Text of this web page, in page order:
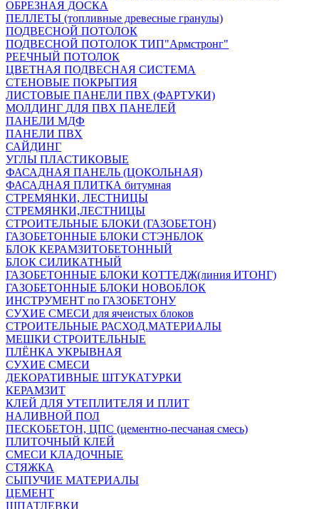
ОБРЕЗНАЯ ДОСКА
ПЕЛЛЕТЫ (топливные древесные гранулы)
ПОДВЕСНОЙ ПОТОЛОК
ПОДВЕСНОЙ ПОТОЛОК ТИП"Армстронг"
РЕЕЧНЫЙ ПОТОЛОК
ЦВЕТНАЯ ПОДВЕСНАЯ СИСТЕМА
СТЕНОВЫЕ ПОКРЫТИЯ
ЛИСТОВЫЕ ПАНЕЛИ ПВХ (ФАРТУКИ)
МОЛДИНГ ДЛЯ ПВХ ПАНЕЛЕЙ
ПАНЕЛИ МДФ
ПАНЕЛИ ПВХ
САЙДИНГ
УГЛЫ ПЛАСТИКОВЫЕ
ФАСАДНАЯ ПАНЕЛЬ (ЦОКОЛЬНАЯ)
ФАСАДНАЯ ПЛИТКА битумная
СТРЕМЯНКИ, ЛЕСТНИЦЫ
СТРЕМЯНКИ,ЛЕСТНИЦЫ
СТРОИТЕЛЬНЫЕ БЛОКИ (ГАЗОБЕТОН)
ГАЗОБЕТОННЫЕ БЛОКИ СТЭНБЛОК
БЛОК КЕРАМЗИТОБЕТОННЫЙ
БЛОК СИЛИКАТНЫЙ
ГАЗОБЕТОННЫЕ БЛОКИ КОТТЕДЖ(линия ИТОНГ)
ГАЗОБЕТОННЫЕ БЛОКИ НОВОБЛОК
ИНСТРУМЕНТ по ГАЗОБЕТОНУ
СУХИЕ СМЕСИ для ячеистых блоков
СТРОИТЕЛЬНЫЕ РАСХОД.МАТЕРИАЛЫ
МЕШКИ СТРОИТЕЛЬНЫЕ
ПЛЁНКА УКРЫВНАЯ
СУХИЕ СМЕСИ
ДЕКОРАТИВНЫЕ ШТУКАТУРКИ
КЕРАМЗИТ
КЛЕЙ ДЛЯ УТЕПЛИТЕЛЯ И ПЛИТ
НАЛИВНОЙ ПОЛ
ПЕСКОБЕТОН, ЦПС (цементно-песчаная смесь)
ПЛИТОЧНЫЙ КЛЕЙ
СМЕСИ КЛАДОЧНЫЕ
СТЯЖКА
СЫПУЧИЕ МАТЕРИАЛЫ
ЦЕМЕНТ
ШПАТЛЕВКИ